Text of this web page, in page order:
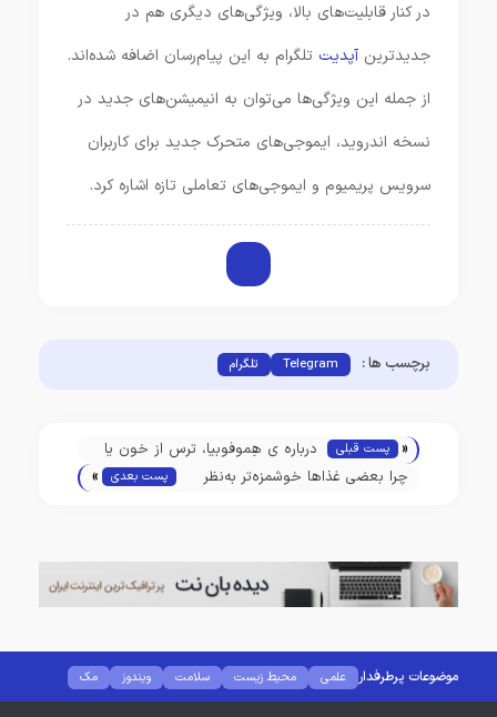
در کنار قابلیت‌های بالا، ویژگی‌های دیگری هم در
جدیدترین آپدیت تلگرام به این پیام‌رسان اضافه شده‌اند.
از جمله این ویژگی‌ها می‌توان به انیمیشن‌های جدید در
نسخه اندروید، ایموجی‌های متحرک جدید برای کاربران
سرویس پریمیوم و ایموجی‌های تعاملی تازه اشاره کرد.
برچسب ها : Telegram تلگرام
« پست قبلی
درباره ی هِموفوبیا، ترس از خون یا
خون‌هراسی بیشتر بدانید
چرا بعضی غذاها خوشمزه‌تر به‌نظر
پست بعدی »
موضوعات پرطرفدار علمی محیط زیست سلامت ویندوز
مک
لینوکس
کانفیگ مودم کامپیوتر هوش مصنوعی نرم افزار گجت